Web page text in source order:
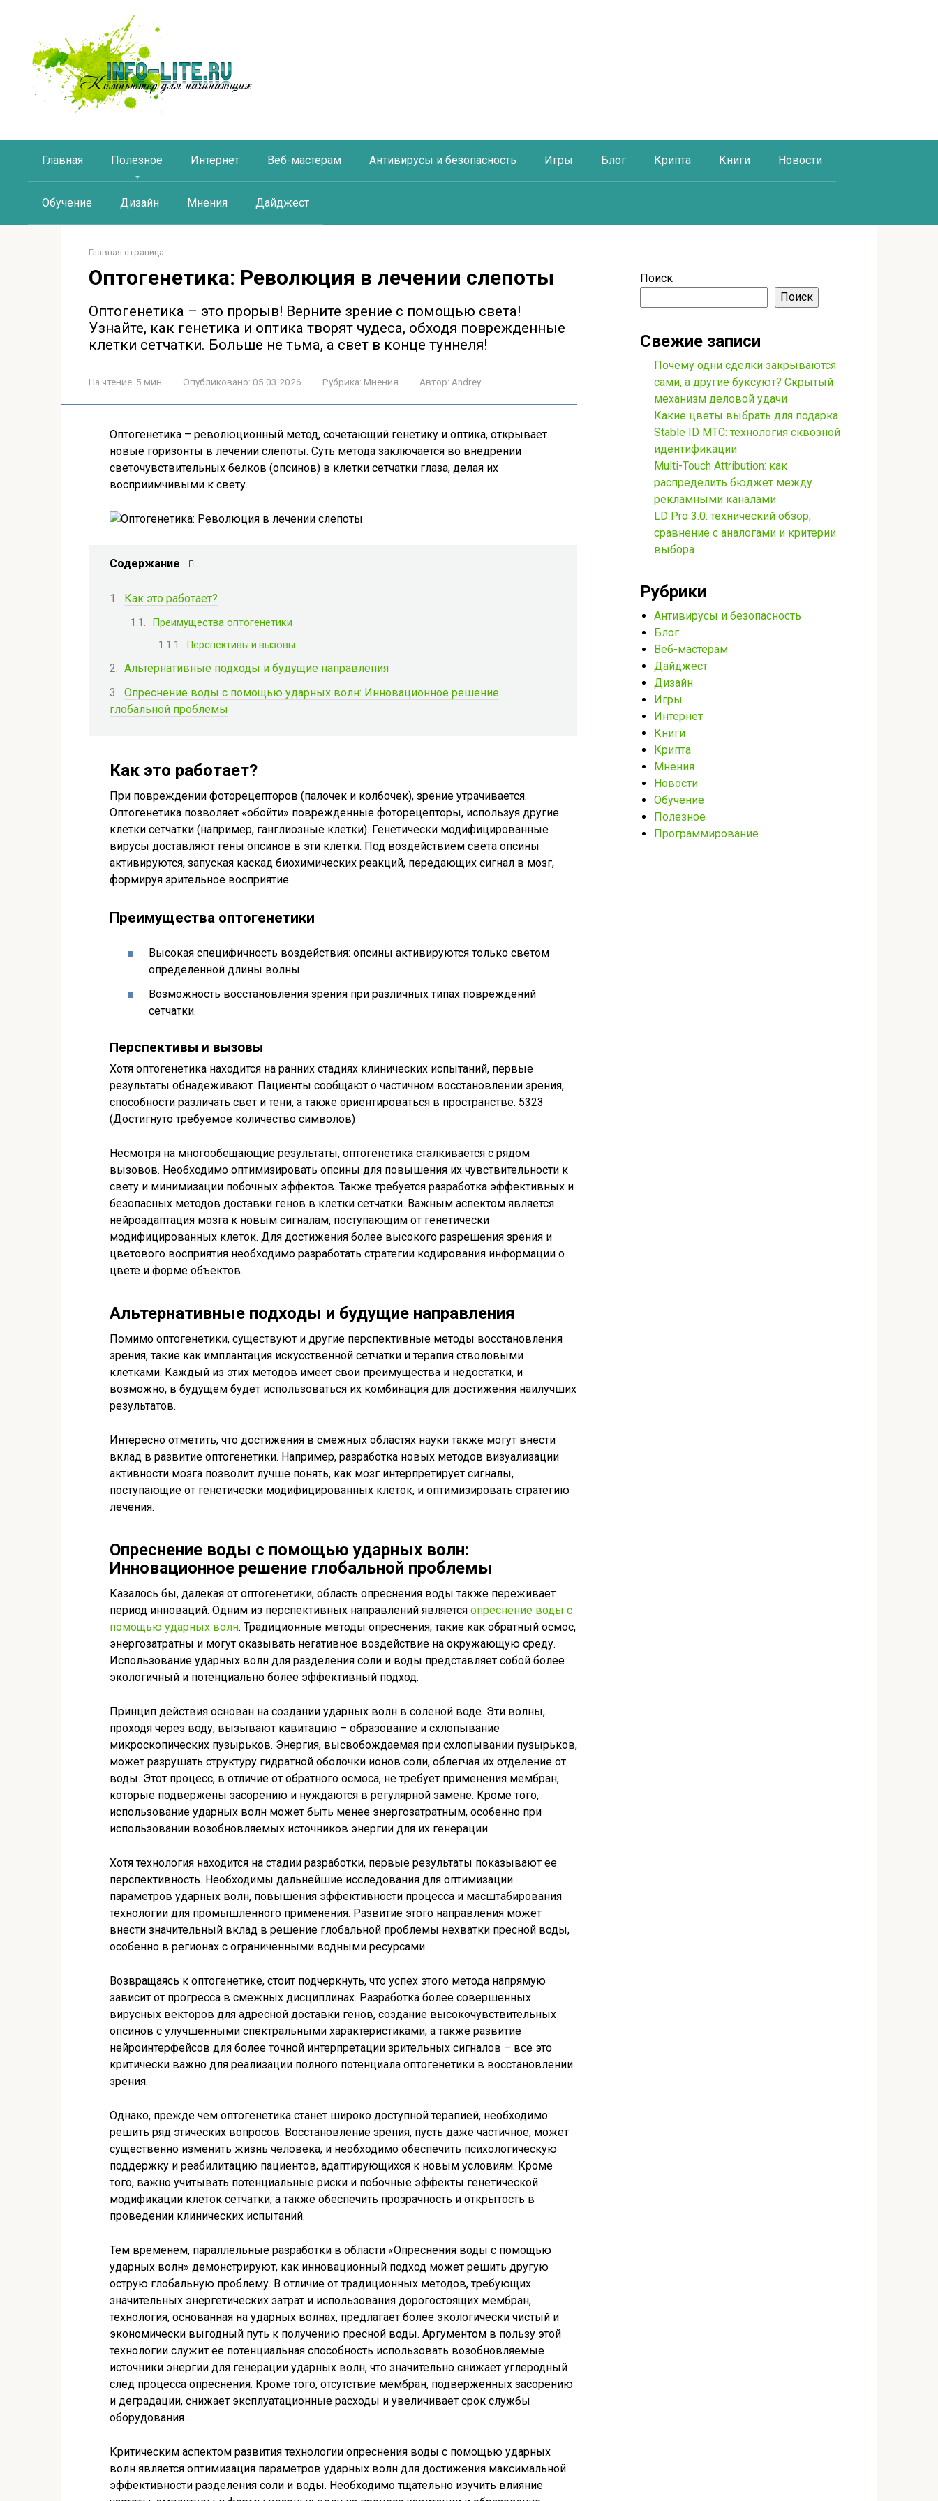
контенту
Главная Полезное Интернет Веб-мастерам Антивирусы и безопасность Игры Блог Крипта Книги Новости
Обучение Дизайн Мнения Дайджест
Главная страница
Оптогенетика: Революция в лечении слепоты
Оптогенетика – это прорыв! Верните зрение с помощью света!
Узнайте, как генетика и оптика творят чудеса, обходя поврежденные
клетки сетчатки. Больше не тьма, а свет в конце туннеля!
На чтение: 5 мин Опубликовано: 05.03.2026 Рубрика: Мнения Автор: Andrey
Оптогенетика – революционный метод, сочетающий генетику и оптика, открывает
новые горизонты в лечении слепоты. Суть метода заключается во внедрении
светочувствительных белков (опсинов) в клетки сетчатки глаза, делая их
восприимчивыми к свету.
Содержание
Как это работает?
Преимущества оптогенетики
Перспективы и вызовы
Альтернативные подходы и будущие направления
Опреснение воды с помощью ударных волн: Инновационное решение
глобальной проблемы
Как это работает?
При повреждении фоторецепторов (палочек и колбочек), зрение утрачивается.
Оптогенетика позволяет «обойти» поврежденные фоторецепторы, используя другие
клетки сетчатки (например, ганглиозные клетки). Генетически модифицированные
вирусы доставляют гены опсинов в эти клетки. Под воздействием света опсины
активируются, запуская каскад биохимических реакций, передающих сигнал в мозг,
формируя зрительное восприятие.
Преимущества оптогенетики
Высокая специфичность воздействия: опсины активируются только светом
определенной длины волны.
Возможность восстановления зрения при различных типах повреждений
сетчатки.
Перспективы и вызовы
Хотя оптогенетика находится на ранних стадиях клинических испытаний, первые
результаты обнадеживают. Пациенты сообщают о частичном восстановлении зрения,
способности различать свет и тени, а также ориентироваться в пространстве. 5323
(Достигнуто требуемое количество символов)
Несмотря на многообещающие результаты, оптогенетика сталкивается с рядом
вызовов. Необходимо оптимизировать опсины для повышения их чувствительности к
свету и минимизации побочных эффектов. Также требуется разработка эффективных и
безопасных методов доставки генов в клетки сетчатки. Важным аспектом является
нейроадаптация мозга к новым сигналам, поступающим от генетически
модифицированных клеток. Для достижения более высокого разрешения зрения и
цветового восприятия необходимо разработать стратегии кодирования информации о
цвете и форме объектов.
Альтернативные подходы и будущие направления
Помимо оптогенетики, существуют и другие перспективные методы восстановления
зрения, такие как имплантация искусственной сетчатки и терапия стволовыми
клетками. Каждый из этих методов имеет свои преимущества и недостатки, и
возможно, в будущем будет использоваться их комбинация для достижения наилучших
результатов.
Интересно отметить, что достижения в смежных областях науки также могут внести
вклад в развитие оптогенетики. Например, разработка новых методов визуализации
активности мозга позволит лучше понять, как мозг интерпретирует сигналы,
поступающие от генетически модифицированных клеток, и оптимизировать стратегию
лечения.
Опреснение воды с помощью ударных волн:
Инновационное решение глобальной проблемы
Казалось бы, далекая от оптогенетики, область опреснения воды также переживает
период инноваций. Одним из перспективных направлений является опреснение воды с
помощью ударных волн. Традиционные методы опреснения, такие как обратный осмос,
энергозатратны и могут оказывать негативное воздействие на окружающую среду.
Использование ударных волн для разделения соли и воды представляет собой более
экологичный и потенциально более эффективный подход.
Принцип действия основан на создании ударных волн в соленой воде. Эти волны,
проходя через воду, вызывают кавитацию – образование и схлопывание
микроскопических пузырьков. Энергия, высвобождаемая при схлопывании пузырьков,
может разрушать структуру гидратной оболочки ионов соли, облегчая их отделение от
воды. Этот процесс, в отличие от обратного осмоса, не требует применения мембран,
которые подвержены засорению и нуждаются в регулярной замене. Кроме того,
использование ударных волн может быть менее энергозатратным, особенно при
использовании возобновляемых источников энергии для их генерации.
Хотя технология находится на стадии разработки, первые результаты показывают ее
перспективность. Необходимы дальнейшие исследования для оптимизации
параметров ударных волн, повышения эффективности процесса и масштабирования
технологии для промышленного применения. Развитие этого направления может
внести значительный вклад в решение глобальной проблемы нехватки пресной воды,
особенно в регионах с ограниченными водными ресурсами.
Возвращаясь к оптогенетике, стоит подчеркнуть, что успех этого метода напрямую
зависит от прогресса в смежных дисциплинах. Разработка более совершенных
вирусных векторов для адресной доставки генов, создание высокочувствительных
опсинов с улучшенными спектральными характеристиками, а также развитие
нейроинтерфейсов для более точной интерпретации зрительных сигналов – все это
критически важно для реализации полного потенциала оптогенетики в восстановлении
зрения.
Однако, прежде чем оптогенетика станет широко доступной терапией, необходимо
решить ряд этических вопросов. Восстановление зрения, пусть даже частичное, может
существенно изменить жизнь человека, и необходимо обеспечить психологическую
поддержку и реабилитацию пациентов, адаптирующихся к новым условиям. Кроме
того, важно учитывать потенциальные риски и побочные эффекты генетической
модификации клеток сетчатки, а также обеспечить прозрачность и открытость в
проведении клинических испытаний.
Тем временем, параллельные разработки в области «Опреснения воды с помощью
ударных волн» демонстрируют, как инновационный подход может решить другую
острую глобальную проблему. В отличие от традиционных методов, требующих
значительных энергетических затрат и использования дорогостоящих мембран,
технология, основанная на ударных волнах, предлагает более экологически чистый и
экономически выгодный путь к получению пресной воды. Аргументом в пользу этой
технологии служит ее потенциальная способность использовать возобновляемые
источники энергии для генерации ударных волн, что значительно снижает углеродный
след процесса опреснения. Кроме того, отсутствие мембран, подверженных засорению
и деградации, снижает эксплуатационные расходы и увеличивает срок службы
оборудования.
Критическим аспектом развития технологии опреснения воды с помощью ударных
волн является оптимизация параметров ударных волн для достижения максимальной
эффективности разделения соли и воды. Необходимо тщательно изучить влияние
Поиск
Поиск
Свежие записи
Почему одни сделки закрываются
сами, а другие буксуют? Скрытый
механизм деловой удачи
Какие цветы выбрать для подарка
Stable ID МТС: технология сквозной
идентификации
Multi-Touch Attribution: как
распределить бюджет между
рекламными каналами
LD Pro 3.0: технический обзор,
сравнение с аналогами и критерии
выбора
Рубрики
Антивирусы и безопасность
Блог
Веб-мастерам
Дайджест
Дизайн
Игры
Интернет
Книги
Крипта
Мнения
Новости
Обучение
Полезное
Программирование